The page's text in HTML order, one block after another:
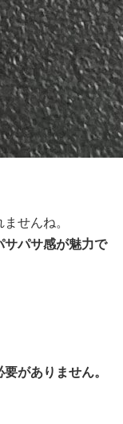
せんね。
サパサ感が魅力で
がありません。